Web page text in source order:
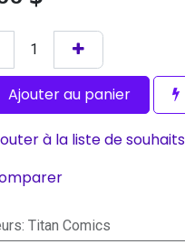
Ajouter au panier
à la liste de souhaits
: Titan Comics